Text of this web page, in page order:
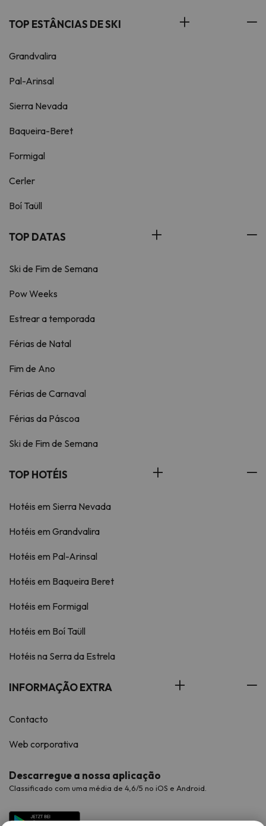
TOP ESTÂNCIAS DE SKI
Grandvalira
Pal-Arinsal
Sierra Nevada
Baqueira-Beret
Formigal
Cerler
Boí Taüll
TOP DATAS
Ski de Fim de Semana
Pow Weeks
Estrear a temporada
Férias de Natal
Fim de Ano
Férias de Carnaval
Férias da Páscoa
Ski de Fim de Semana
TOP HOTÉIS
Hotéis em Sierra Nevada
Hotéis em Grandvalira
Hotéis em Pal-Arinsal
Hotéis em Baqueira Beret
Hotéis em Formigal
Hotéis em Boí Taüll
Hotéis na Serra da Estrela
INFORMAÇÃO EXTRA
Contacto
Web corporativa
Descarregue a nossa aplicação
Classificado com uma média de 4,6/5 no iOS e Android.